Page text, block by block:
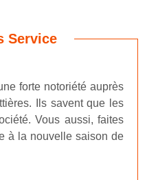
Service
forte notoriété auprès
Ils savent que les
Vous aussi, faites
à la nouvelle saison de